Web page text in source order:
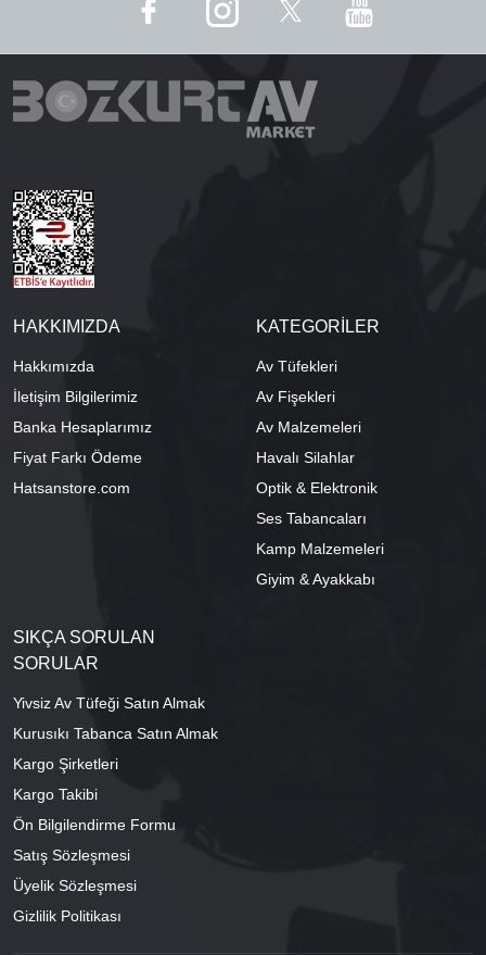
HAKKIMIZDA
Hakkımızda
İletişim Bilgilerimiz
Banka Hesaplarımız
Fiyat Farkı Ödeme
Hatsanstore.com
KATEGORİLER
Av Tüfekleri
Av Fişekleri
Av Malzemeleri
Havalı Silahlar
Optik & Elektronik
Ses Tabancaları
Kamp Malzemeleri
Giyim & Ayakkabı
SIKÇA SORULAN
SORULAR
Yivsiz Av Tüfeği Satın Almak
Kurusıkı Tabanca Satın Almak
Kargo Şirketleri
Kargo Takibi
Ön Bilgilendirme Formu
Satış Sözleşmesi
Üyelik Sözleşmesi
Gizlilik Politikası